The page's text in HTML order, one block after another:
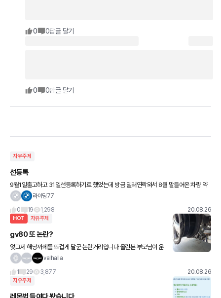
0 0답글 달기
0 0답글 달기
자유주제
선등록
9월1일출고하고 31일선등록하기로 했었는데 방금 딜러연락와서 8월 말들어온 차량 약
천대 정도를 BMW코리아가8월에 선등록시키라고 했다고하네요ᆢ선등록차량에 관해
라이딩77
0
19 1,298 20.08.26
HOT 자유주제
gv80 또 논란?
엊그제 해당까페를 뜨겁게 달군 논란거리입니다 올린분 부모님이 운
전하다 발생한 상황이라는데 출고한지 석달된 차고 4000km정도
건지 참
valhalla
1
29 3,877 20.08.26
자유주제